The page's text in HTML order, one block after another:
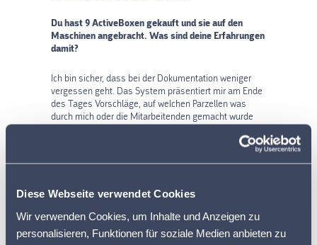
Diese Webseite verwendet Cookies
Wir verwenden Cookies, um Inhalte und Anzeigen zu
personalisieren, Funktionen für soziale Medien anbieten zu
Du hast 9 ActiveBoxen gekauft und sie auf den
Maschinen angebracht. Was sind deine Erfahrungen
damit?
Ich bin sicher, dass bei der Dokumentation weniger
vergessen geht. Das System präsentiert mir am Ende
des Tages Vorschläge, auf welchen Parzellen was
durch mich oder die Mitarbeitenden gemacht wurde
verbuchen. Ein Vorteil des Systems, unabhängig von
Verbräuche von Dünger und Pflanzenschutzmitteln,
musste ich die Angaben auf verschiedenen
mehr nötig.